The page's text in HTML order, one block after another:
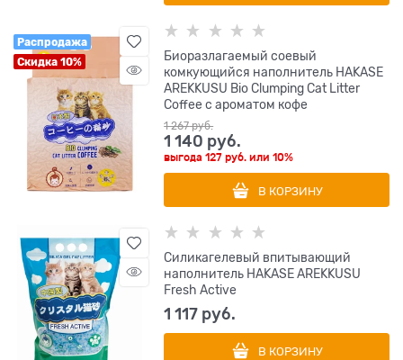
Распродажа
Скидка 10%
Биоразлагаемый соевый
комкующийся наполнитель HAKASE
AREKKUSU Bio Clumping Cat Litter
Coffee с ароматом кофе
1 267 руб.
1 140 руб.
выгода127 руб. или10%
В КОРЗИНУ
Силикагелевый впитывающий
наполнитель HAKASE AREKKUSU
Fresh Active
1 117 руб.
В КОРЗИНУ